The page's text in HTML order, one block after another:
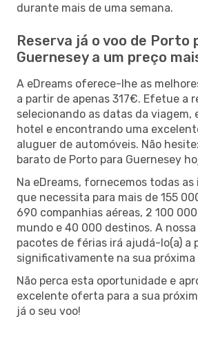
durante mais de uma semana.
Reserva já o voo de Porto
Guernesey a um preço
A eDreams oferece-lhe as
a partir de apenas 317€. Efetue a
selecionando as datas da viagem,
hotel e encontrando uma
aluguer de automóveis. Não
barato de Porto para Guernesey
Na eDreams, fornecemos todas
que necessita para mais de 155
690 companhias aéreas, 2 100
mundo e 40 000 destinos. A
pacotes de férias irá ajudá-lo(a) a
significativamente na sua próxima
Não perca esta oportunidade e
excelente oferta para a sua
já o seu voo!